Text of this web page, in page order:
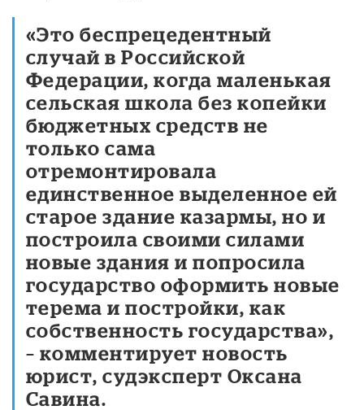
«Это беспрецедентный
случай в Российской
Федерации, когда маленькая
сельская школа без копейки
бюджетных средств не
только сама
отремонтировала
единственное выделенное ей
старое здание казармы, но и
построила своими силами
новые здания и попросила
государство оформить новые
терема и постройки, как
собственность государства»,
– комментирует новость
юрист, судэксперт Оксана
Савина.